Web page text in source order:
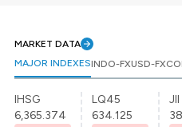
MARKET DATA
MAJOR INDEXESINDO-FXUSD-FX
IHSG
6,365.374
LQ45
634.125
JII